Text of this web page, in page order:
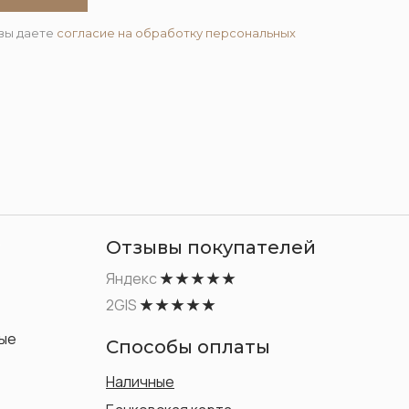
даете согласие на обработку персональных
Наличные
Отзывы покупателей
Способы оплаты
Яндекс★ ★ ★ ★ ★
2GIS★ ★ ★ ★ ★